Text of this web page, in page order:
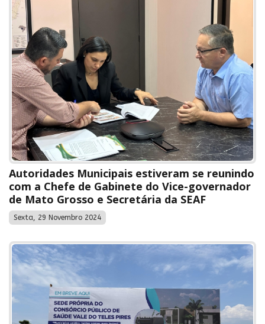
Autoridades Municipais estiveram se reunindo
com a Chefe de Gabinete do Vice-governador
de Mato Grosso e Secretária da SEAF
Sexta, 29 Novembro 2024